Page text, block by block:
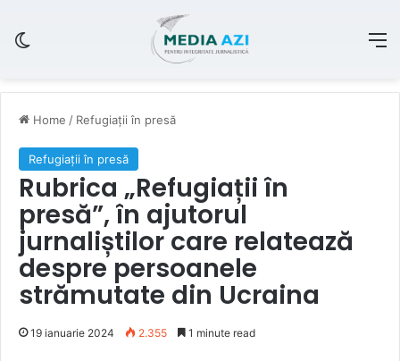
Home / Refugiații în presă
Refugiații în presă
Rubrica „Refugiații în
presă”, în ajutorul
jurnaliștilor care relatează
despre persoanele
strămutate din Ucraina
19 ianuarie 2024 2.355 1 minute read